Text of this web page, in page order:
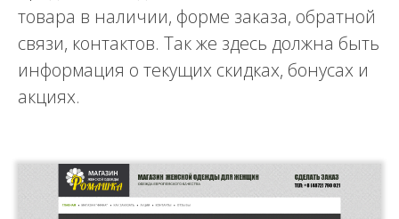
товара в наличии, форме заказа, обратной
связи, контактов. Так же здесь должна быть
информация о текущих скидках, бонусах и
акциях.